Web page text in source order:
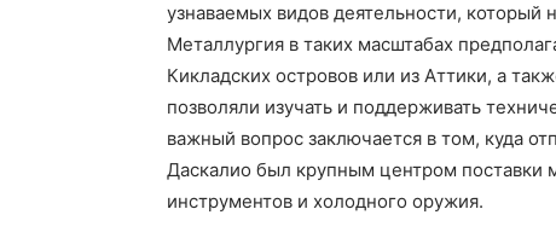
узнаваемых видов деятельности, который
Металлургия в таких масштабах
Кикладских островов или из Аттики, а
позволяли изучать и поддерживать
важный вопрос заключается в том, куда
Даскалио был крупным центром поставки
инструментов и холодного оружия.